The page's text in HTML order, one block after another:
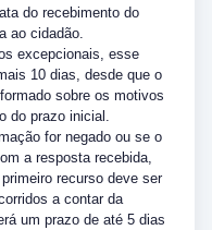
do recebimento do
ao cidadão.
excepcionais, esse
10 dias, desde que o
sobre os motivos
do prazo inicial.
for negado ou se o
a resposta recebida,
recurso deve ser
a contar da
um prazo de até 5 dias